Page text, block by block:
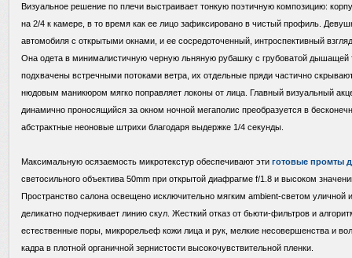
Визуальное решение по плечи выстраивает тонкую поэтичную композицию:
на 2/4 к камере, в то время как ее лицо зафиксировано в чистый профиль.
автомобиля с открытыми окнами, и ее сосредоточенный, интроспективный
Она одета в минималистичную черную льняную рубашку с грубоватой дышащей
подхвачены встречными потоками ветра, их отдельные пряди частично
нюдовым маникюром мягко поправляет локоны от лица. Главный визуальный
динамично проносящийся за окном ночной мегаполис преобразуется в
абстрактные неоновые штрихи благодаря выдержке 1/4 секунды.
Максимальную осязаемость микротекстур обеспечивают эти готовые промты
светосильного объектива 50mm при открытой диафрагме f/1.8 и высоком
Пространство салона освещено исключительно мягким ambient-светом уличной
деликатно подчеркивает линию скул. Жесткий отказ от бьюти-фильтров и
естественные поры, микрорельеф кожи лица и рук, мелкие несовершенства и
кадра в плотной органичной зернистости высокочувствительной пленки.